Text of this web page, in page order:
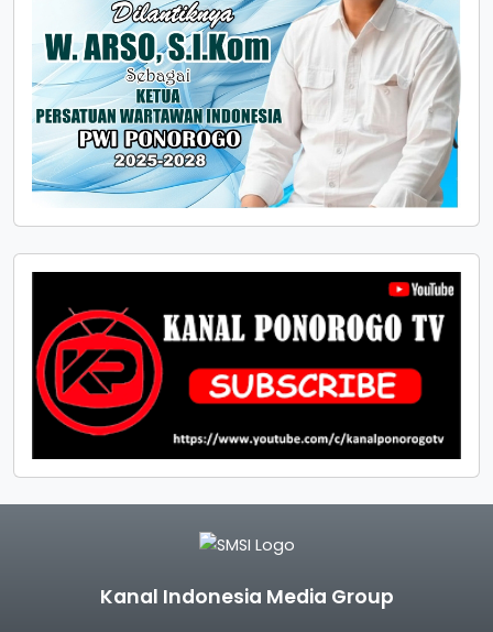
Kanal Indonesia Media Group